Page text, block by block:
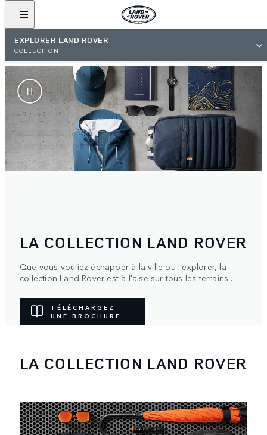
EXPLORER LAND ROVER
COLLECTION
LA COLLECTION LAND ROVER
Que vous vouliez échapper à la ville ou l'explorer, la
collection Land Rover est à l'aise sur tous les terrains .
TÉLÉCHARGEZ
UNE BROCHURE
LA COLLECTION LAND ROVER